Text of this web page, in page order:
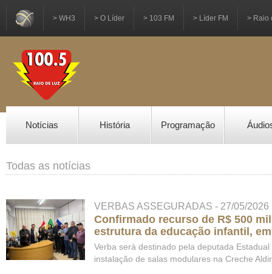
> WH3 > O Líder > 103 FM > Líder FM > Raio
Notícias História Programação
Todas as notícias
VERBAS ASSEGURADAS - 27/05/2026
Confirmado recurso de R$ 500
estrutura da educação infantil,
Verba será destinado pela deputada
instalação de salas modulares na Creche